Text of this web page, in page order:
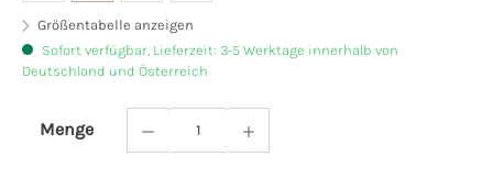
Größentabelle anzeigen
Sofort verfügbar, Lieferzeit: 3-5 Werktage innerhalb von
Deutschland und Österreich
Menge
Produkt Anzahl: Gib den gewünschten